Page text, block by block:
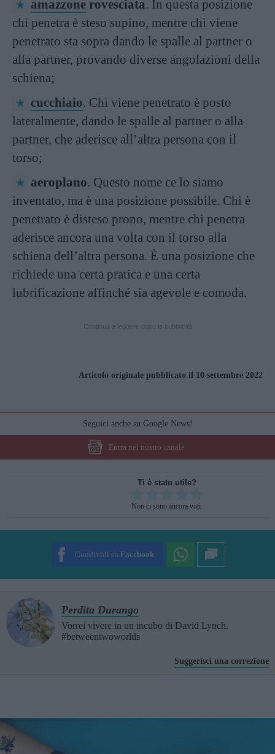
amazzone rovesciata. In questa posizione
chi penetra è steso supino, mentre chi viene
penetrato sta sopra dando le spalle al partner o
alla partner, provando diverse angolazioni della
schiena;
cucchiaio. Chi viene penetrato è posto
lateralmente, dando le spalle al partner o alla
partner, che aderisce all’altra persona con il
torso;
aeroplano. Questo nome ce lo siamo
inventato, ma è una posizione possibile. Chi è
penetrato è disteso prono, mentre chi penetra
aderisce ancora una volta con il torso alla
schiena dell’altra persona. È una posizione che
richiede una certa pratica e una certa
lubrificazione affinché sia agevole e comoda.
Articolo originale pubblicato il 10 settembre 2022
Seguici anche su Google News!
Entra nel nostro canale
Ti è stato utile?
Non ci sono ancora voti.
Condividi su Facebook
Perdita Durango
Vorrei vivere in un incubo di David Lynch.
#betweentwoworlds
Suggerisci una correzione